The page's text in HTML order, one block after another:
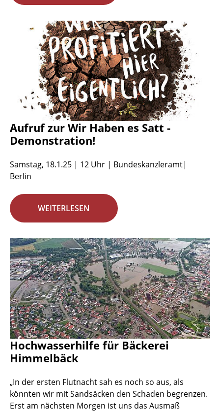
Aufruf zur Wir Haben es Satt -
Demonstration!
Samstag, 18.1.25 | 12 Uhr | Bundeskanzleramt|
Berlin
WEITERLESEN
Hochwasserhilfe für Bäckerei
Himmelbäck
„In der ersten Flutnacht sah es noch so aus, als
könnten wir mit Sandsäcken den Schaden begrenzen.
Erst am nächsten Morgen ist uns das Ausmaß